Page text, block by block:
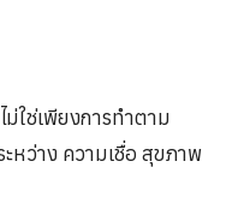
ไม่ใช่เพียงการทำตาม
หว่าง ความเชื่อ สุขภาพ